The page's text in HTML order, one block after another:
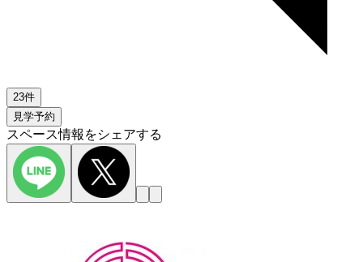
23件
見学予約
スペース情報をシェアする